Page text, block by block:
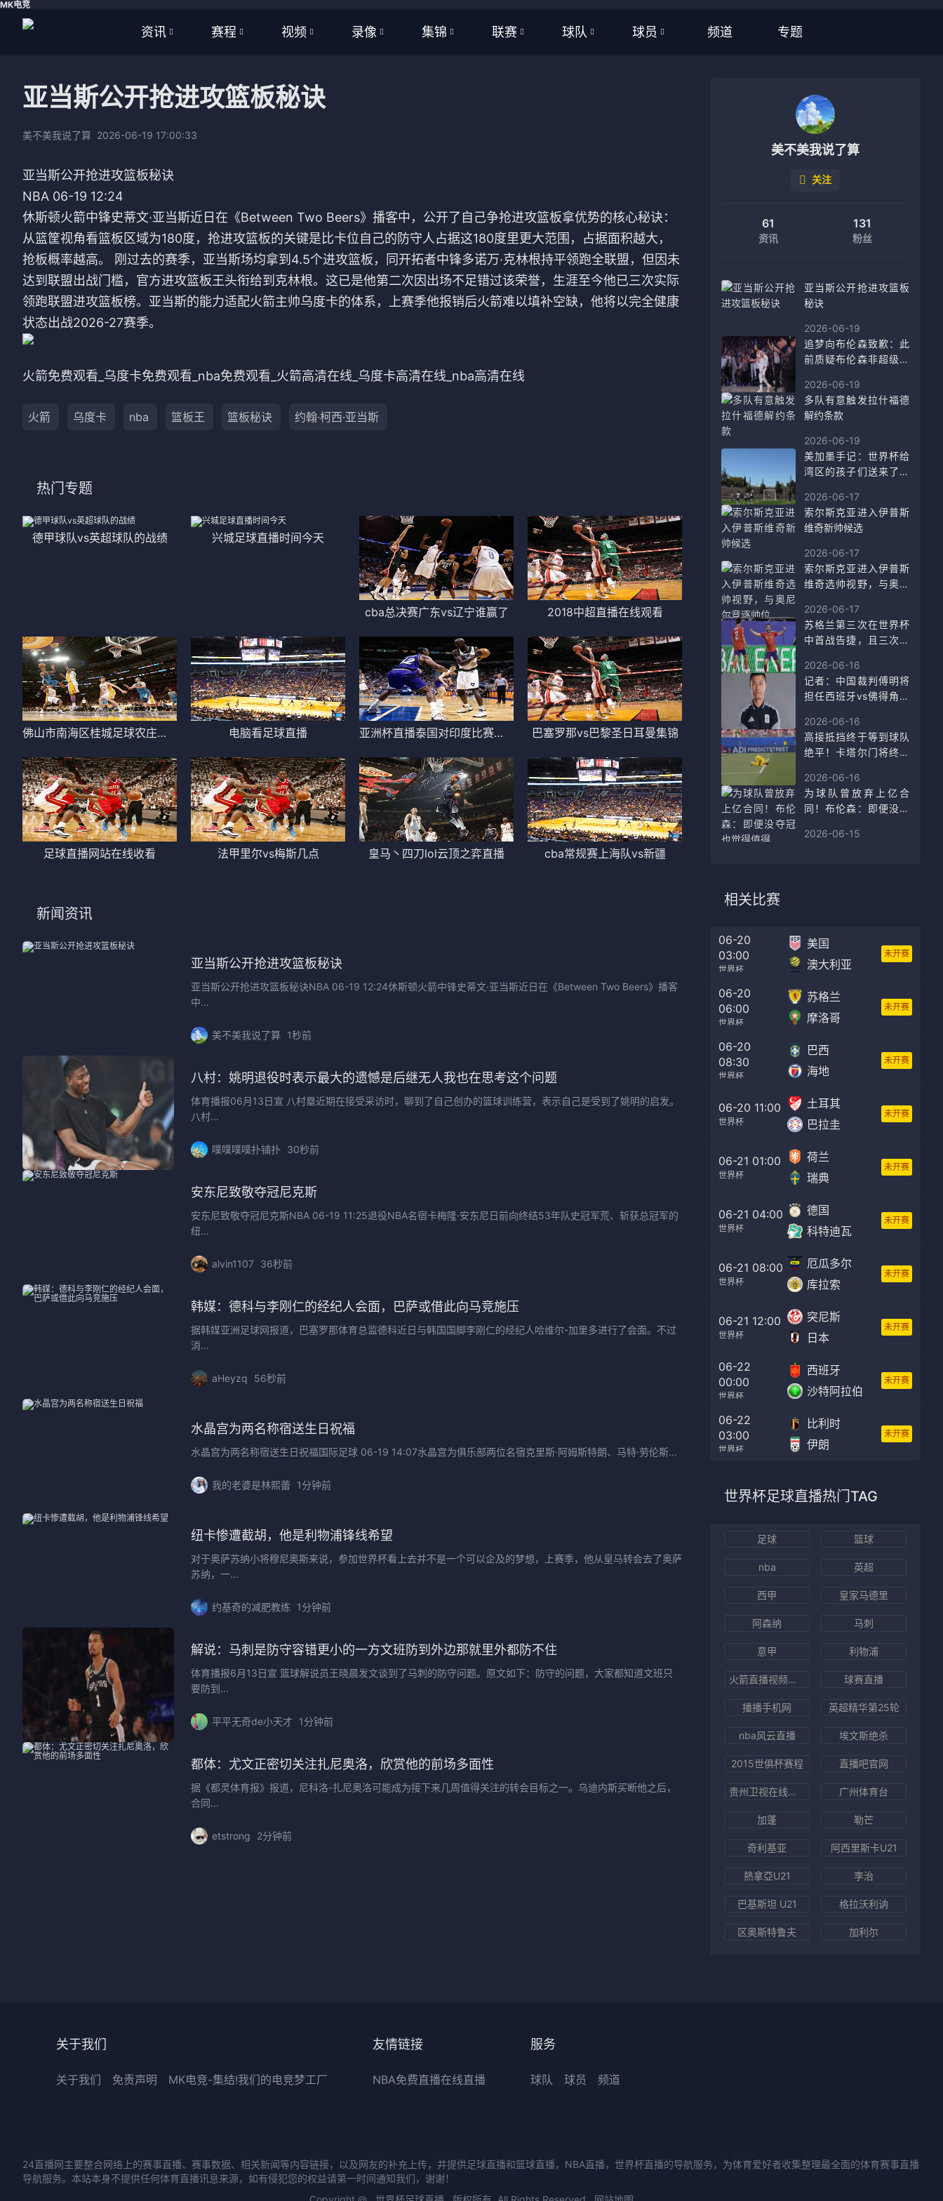
MK电竞
资讯
足球
篮球
体育
西甲
意甲
德甲
法甲
NBA
赛程
足球
WNBA
英超
西甲
视频
足球视频
录像 集锦 联赛
欧洲杯
欧洲杯
世界杯
球队
意甲
德甲
法甲
球员
意甲
德甲
法甲
频道 专题
亚当斯公开抢进攻篮板秘诀
美不美我说了算 2026-06-19 17:00:33
亚当斯公开抢进攻篮板秘诀
NBA 06-19 12:24
休斯顿火箭中锋史蒂文·亚当斯近日在《Between Two Beers》播客中，公开了自己争抢进攻篮板拿优势的核心秘诀：
从篮筐视角看篮板区域为180度，抢进攻篮板的关键是比卡位自己的防守人占据这180度里更大范围，占据面积越大，
抢板概率越高。 刚过去的赛季，亚当斯场均拿到4.5个进攻篮板，同开拓者中锋多诺万·克林根持平领跑全联盟，但因未
达到联盟出战门槛，官方进攻篮板王头衔给到克林根。这已是他第二次因出场不足错过该荣誉，生涯至今他已三次实际
领跑联盟进攻篮板榜。亚当斯的能力适配火箭主帅乌度卡的体系，上赛季他报销后火箭难以填补空缺，他将以完全健康
状态出战2026-27赛季。
火箭免费观看_乌度卡免费观看_nba免费观看_火箭高清在线_乌度卡高清在线_nba高清在线
火箭 乌度卡 nba 篮板王 篮板秘诀 约翰·柯西·亚当斯
热门专题
德甲球队vs英超球队的战绩 兴城足球直播时间今天
cba总决赛广东vs辽宁谁赢了 2018中超直播在线观看
佛山市南海区桂城足球农庄直播 电脑看足球直播 亚洲杯直播泰国对印度比赛回放 巴塞罗那vs巴黎圣日耳曼集锦
足球直播网站在线收看 法甲里尔vs梅斯几点 皇马丶四刀lol云顶之弈直播 cba常规赛上海队vs新疆
新闻资讯
亚当斯公开抢进攻篮板秘诀
亚当斯公开抢进攻篮板秘诀NBA 06-19 12:24休斯顿火箭中锋史蒂文·亚当斯近日在《Between Two Beers》播客
中...
美不美我说了算 1秒前
八村：姚明退役时表示最大的遗憾是后继无人我也在思考这个问题
体育播报06月13日宣 八村塁近期在接受采访时，聊到了自己创办的篮球训练营，表示自己是受到了姚明的启发。
八村...
噗噗噗噗扑铺扑 30秒前
安东尼致敬夺冠尼克斯
安东尼致敬夺冠尼克斯NBA 06-19 11:25退役NBA名宿卡梅隆·安东尼日前向终结53年队史冠军荒、斩获总冠军的
纽...
alvin1107 36秒前
韩媒：德科与李刚仁的经纪人会面，巴萨或借此向马竞施压
据韩媒亚洲足球网报道，巴塞罗那体育总监德科近日与韩国国脚李刚仁的经纪人哈维尔-加里多进行了会面。不过
消...
aHeyzq 56秒前
水晶宫为两名称宿送生日祝福
水晶宫为两名称宿送生日祝福国际足球 06-19 14:07水晶宫为俱乐部两位名宿克里斯·阿姆斯特朗、马特·劳伦斯...
我的老婆是林熙蕾 1分钟前
纽卡惨遭截胡，他是利物浦锋线希望
对于奥萨苏纳小将穆尼奥斯来说，参加世界杯看上去并不是一个可以企及的梦想，上赛季，他从皇马转会去了奥萨
苏纳，一...
约基奇的减肥教练 1分钟前
解说：马刺是防守容错更小的一方文班防到外边那就里外都防不住
体育播报6月13日宣 篮球解说员王晓晨发文谈到了马刺的防守问题。原文如下：防守的问题，大家都知道文班只
要防到...
平平无奇de小天才 1分钟前
都体：尤文正密切关注扎尼奥洛，欣赏他的前场多面性
据《都灵体育报》报道，尼科洛-扎尼奥洛可能成为接下来几周值得关注的转会目标之一。乌迪内斯买断他之后，
合同...
etstrong 2分钟前
美不美我说了算
关注
61
资讯
131
粉丝
亚当斯公开抢进攻篮板
秘诀
2026-06-19
追梦向布伦森致歉：此
前质疑布伦森非超级球
2026-06-19
多队有意触发拉什福德
解约条款
2026-06-19
美加墨手记：世界杯给
湾区的孩子们送来了一
2026-06-17
索尔斯克亚进入伊普斯
维奇新帅候选
2026-06-17
索尔斯克亚进入伊普斯
维奇选帅视野，与奥尼
2026-06-17
苏格兰第三次在世界杯
中首战告捷，且三次都
2026-06-16
记者：中国裁判傅明将
担任西班牙vs佛得角的
2026-06-16
高接抵挡终于等到球队
绝平！卡塔尔门将终场
2026-06-16
为球队曾放弃上亿合
同！布伦森：即便没夺
2026-06-15
相关比赛
06-20
03:00
世界杯
美国
澳大利亚
未开赛
06-20
06:00
世界杯
苏格兰
摩洛哥
未开赛
06-20
08:30
世界杯
巴西
海地
未开赛
06-20 11:00
世界杯
土耳其
巴拉圭
未开赛
06-21 01:00
世界杯
荷兰
瑞典
未开赛
06-21 04:00
世界杯
德国
科特迪瓦
未开赛
06-21 08:00
世界杯
厄瓜多尔
库拉索
未开赛
06-21 12:00
世界杯
突尼斯
日本
未开赛
06-22
00:00
世界杯
西班牙
沙特阿拉伯
未开赛
06-22
03:00
世界杯
比利时
伊朗
未开赛
世界杯足球直播热门TAG
足球 篮球
nba 英超
西甲 皇家马德里
阿森纳 马刺
意甲 利物浦
火箭直播视频在线直播 球赛直播
播播手机网 英超精华第25轮
nba风云直播 埃文斯绝杀
2015世俱杯赛程 直播吧官网
贵州卫视在线直播 广州体育台
加蓬 勒芒
奇利基亚 阿西里斯卡U21
熱拿亞U21 李治
巴基斯坦 U21 格拉沃利讷
区奥斯特鲁夫 加利尔
关于我们
关于我们 免责声明 MK电竞-集结!我们的电竞梦工厂
友情链接
NBA免费直播在线直播
服务
球队 球员 频道
24直播网主要整合网络上的赛事直播、赛事数据、相关新闻等内容链接，以及网友的补充上传，并提供足球直播和篮球直播，NBA直播，世界杯直播的导航服务，为体育爱好者收集整理最全面的体育赛事直播
导航服务。本站本身不提供任何体育直播讯息来源，如有侵犯您的权益请第一时间通知我们，谢谢！